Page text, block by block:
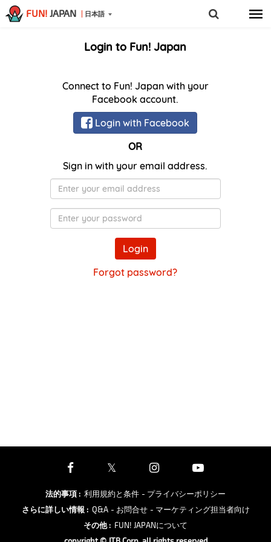
FUN! JAPAN 日本語
Login to Fun! Japan
Connect to Fun! Japan with your
Facebook account.
Login with Facebook
OR
Sign in with your email address.
メ
ー
ル
ア
ド
レ
Password
Login
Forgot password?
法的事項: 利用規約と条件 - プライバシーポリシー
さらに詳しい情報 : Q&A - お問合せ - マーケティング担当者向け
その他: FUN! JAPANについて